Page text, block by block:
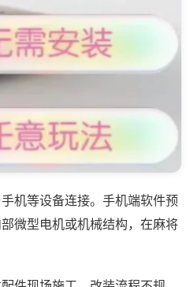
机等设备连接。手机端软件预
微型电机或机械结构，在麻将